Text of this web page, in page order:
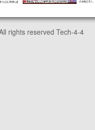
rights reserved Tech-4-4